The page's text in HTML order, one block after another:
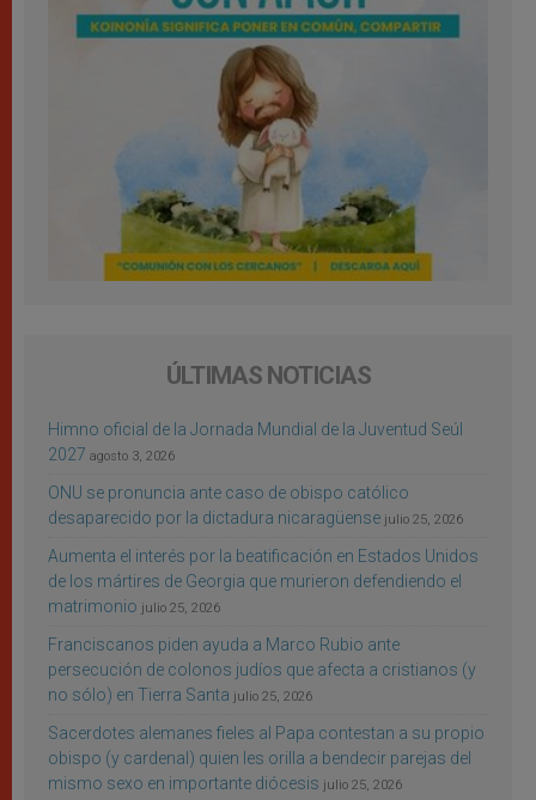
ÚLTIMAS NOTICIAS
Himno oficial de la Jornada Mundial de la Juventud Seúl
2027 agosto 3, 2026
ONU se pronuncia ante caso de obispo católico
desaparecido por la dictadura nicaragüense julio 25, 2026
Aumenta el interés por la beatificación en Estados Unidos
de los mártires de Georgia que murieron defendiendo el
matrimonio julio 25, 2026
Franciscanos piden ayuda a Marco Rubio ante
persecución de colonos judíos que afecta a cristianos (y
no sólo) en Tierra Santa julio 25, 2026
Sacerdotes alemanes fieles al Papa contestan a su propio
obispo (y cardenal) quien les orilla a bendecir parejas del
mismo sexo en importante diócesis julio 25, 2026